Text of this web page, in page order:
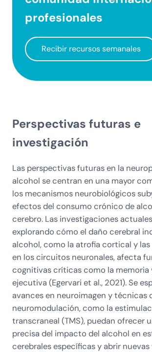
profesionales
Recibir recursos semanales
Perspectivas futuras e
investigación
Las perspectivas futuras en la
alcohol se centran en una mayor
los mecanismos neurobiológicos
efectos del consumo crónico de
cerebro. Las investigaciones
explorando cómo el daño cerebral
alcohol, como la atrofia cortical y
en los circuitos neuronales, afecta
cognitivas críticas como la memoria
ejecutiva (Egervari et al., 2021). Se
avances en neuroimagen y técnicas
neuromodulación, como la
transcraneal (TMS), puedan ofrecer
precisa del impacto del alcohol en
cerebrales específicas y abrir nuevas